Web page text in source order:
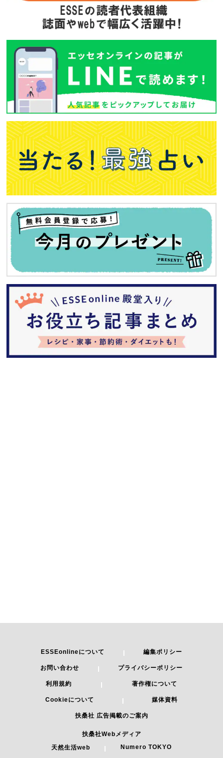
バックナンバー
ESSEonlineについて
お問い合わせ プライバシーポリシー